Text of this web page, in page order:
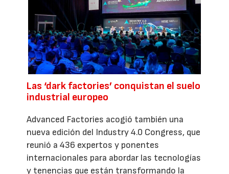
Las ‘dark factories’ conquistan el suelo
industrial europeo
Advanced Factories acogió también una
nueva edición del Industry 4.0 Congress, que
reunió a 436 expertos y ponentes
internacionales para abordar las tecnologías
y tenencias que están transformando la